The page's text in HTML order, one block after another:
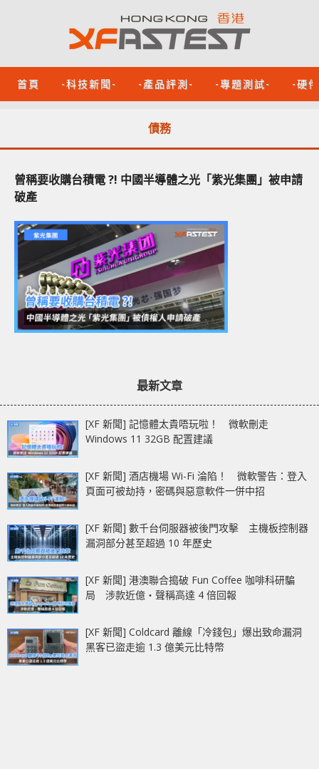
首頁 -科技新聞- -產品評測- -專題測試- -硬
債務
曾稱要收購台積電 ?! 中國半導體之光「紫光集團」被申請
破產
最新文章
[XF 新聞] 記憶體太貴唔玩啦！ 微軟刪走
Windows 11 32GB 配置建議
[XF 新聞] 酒店機場 Wi-Fi 淪陷！ 微軟警告：登入
頁面可被劫持，密碼與惡意軟件一併中招
[XF 新聞] 數千台伺服器被後門攻擊 主機板控制器
漏洞部分甚至超過 10 年歷史
[XF 新聞] 港澳聯合搗破 Fun Coffee 咖啡科研騙
局 涉款近億‧聲稱高達 4 倍回報
[XF 新聞] Coldcard 離線「冷錢包」爆出致命漏洞
黑客已盜走逾 1.3 億美元比特幣